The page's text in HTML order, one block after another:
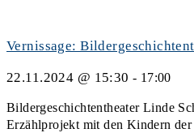
Vernissage:
22.11.2024 @ 15:30 - 17:00
Bildergeschichtentheater Linde
Erzählprojekt mit den Kindern